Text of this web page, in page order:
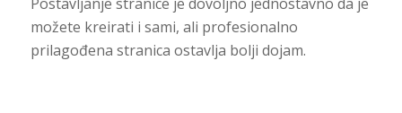
možete kreirati i sami, ali profesionalno
prilagođena stranica ostavlja bolji dojam.